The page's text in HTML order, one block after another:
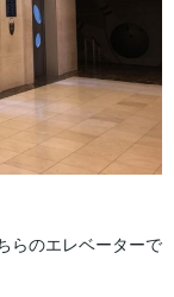
らのエレベーターで